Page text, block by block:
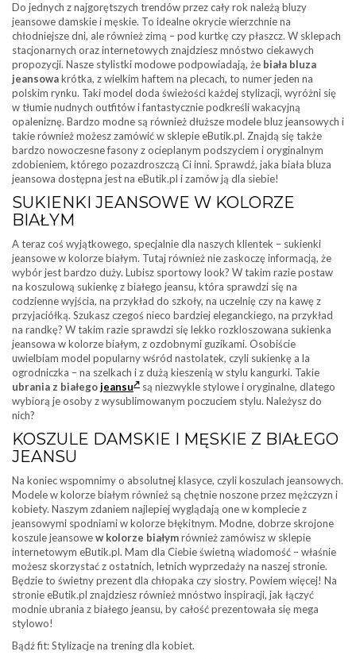
Do jednych z najgorętszych trendów przez cały rok należą bluzy
jeansowe damskie i męskie. To idealne okrycie wierzchnie na
chłodniejsze dni, ale również zimą – pod kurtkę czy płaszcz. W sklepach
stacjonarnych oraz internetowych znajdziesz mnóstwo ciekawych
propozycji. Nasze stylistki modowe podpowiadają, że biała bluza
jeansowakrótka, z wielkim haftem na plecach, to numer jeden na
polskim rynku. Taki model doda świeżości każdej stylizacji, wyróżni się
w tłumie nudnych outfitów i fantastycznie podkreśli wakacyjną
opaleniznę. Bardzo modne są również dłuższe modele bluz jeansowych i
takie również możesz zamówić w sklepie eButik.pl. Znajdą się także
bardzo nowoczesne fasony z ocieplanym podszyciem i oryginalnym
zdobieniem, którego pozazdroszczą Ci inni. Sprawdź, jaka biała bluza
jeansowa dostępna jest na eButik.pl i zamów ją dla siebie!
SUKIENKI JEANSOWE W KOLORZE
BIAŁYM
A teraz coś wyjątkowego, specjalnie dla naszych klientek – sukienki
jeansowe w kolorze białym. Tutaj również nie zaskoczę informacją, że
wybór jest bardzo duży. Lubisz sportowy look? W takim razie postaw
na koszulową sukienkę z białego jeansu, która sprawdzi się na
codzienne wyjścia, na przykład do szkoły, na uczelnię czy na kawę z
przyjaciółką. Szukasz czegoś nieco bardziej eleganckiego, na przykład
na randkę? W takim razie sprawdzi się lekko rozkloszowana sukienka
jeansowa w kolorze białym, z ozdobnymi guzikami. Osobiście
uwielbiam model popularny wśród nastolatek, czyli sukienkę a la
ogrodniczka – na szelkach i z dużą kieszenią w stylu kangurki. Takie
ubrania z białegojeansu
są niezwykle stylowe i oryginalne, dlatego
wybiorą je osoby z wysublimowanym poczuciem stylu. Należysz do
nich?
KOSZULE DAMSKIE I MĘSKIE Z BIAŁEGO
JEANSU
Na koniec wspomnimy o absolutnej klasyce, czyli koszulach jeansowych.
Modele w kolorze białym również są chętnie noszone przez mężczyzn i
kobiety. Naszym zdaniem najlepiej wyglądają one w komplecie z
jeansowymi spodniami w kolorze błękitnym. Modne, dobrze skrojone
koszule jeansowew kolorze białymrównież zamówisz w sklepie
internetowym eButik.pl. Mam dla Ciebie świetną wiadomość – właśnie
możesz skorzystać z ostatnich, letnich wyprzedaży na naszej stronie.
Będzie to świetny prezent dla chłopaka czy siostry. Powiem więcej! Na
stronie eButik.pl znajdziesz również mnóstwo inspiracji, jak łączyć
modnie ubrania z białego jeansu, by całość prezentowała się mega
stylowo!
Bądź fit: Stylizacje na trening dla kobiet.